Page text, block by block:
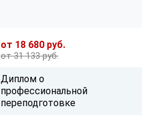
от 18 680 руб.
от 31 133 руб.
Диплом о
профессиональной
переподготовке